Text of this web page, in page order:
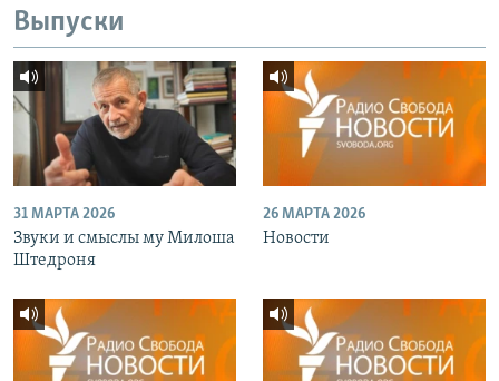
Выпуски
31 МАРТА 2026
Звуки и смыслы му Милоша
Штедроня
26 МАРТА 2026
Новости